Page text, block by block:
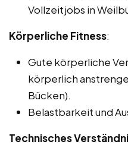
Vollzeitjobs in
Körperliche Fitness:
Gute körperliche
körperlich
Bücken).
Belastbarkeit und
Technisches